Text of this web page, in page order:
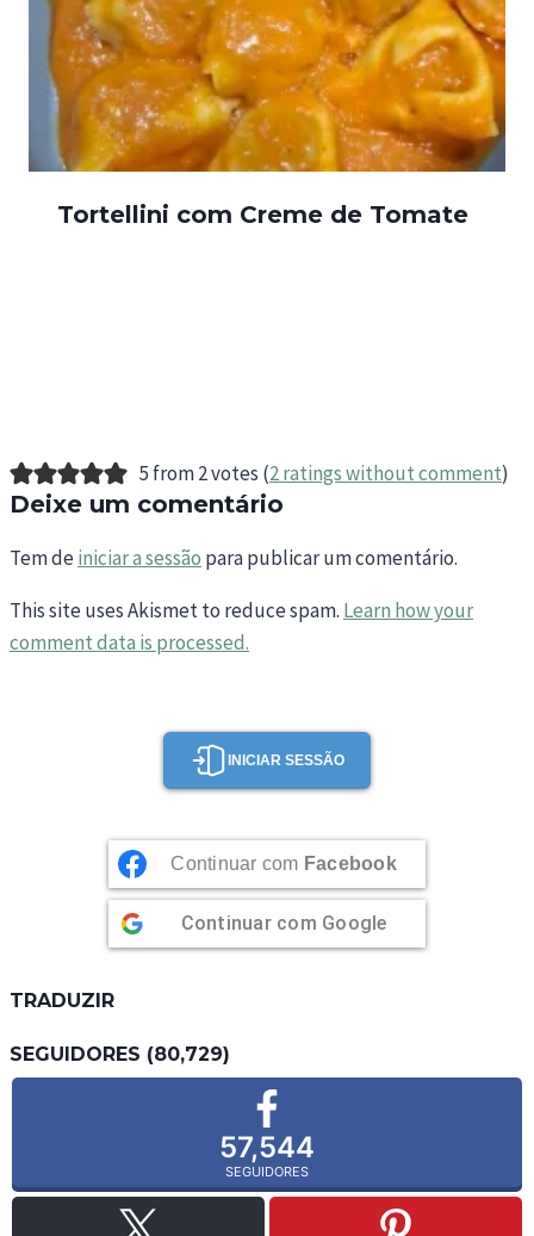
Tortellini com Creme de Tomate
5 from 2 votes (2 ratings without comment)
Deixe um comentário
Tem deiniciar a sessão para publicar um comentário.
This site uses Akismet to reduce spam. Learn how your
comment data is processed.
INICIAR SESSÃO
Continuar com Facebook
Continuar com Google
TRADUZIR
SEGUIDORES (80,729)
57,544
SEGUIDORES